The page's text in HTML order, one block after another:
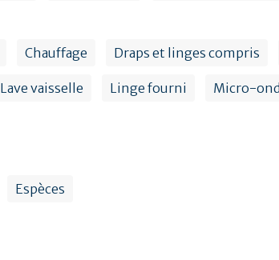
Chauffage Draps et linges compris
Lave vaisselle Linge fourni Micro-
Espèces